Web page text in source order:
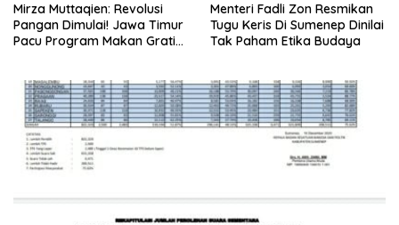
Mirza Muttaqien: Revolusi
Pangan Dimulai! Jawa Timur
Pacu Program Makan Gratis
Menteri Fadli Zon Resmikan
Tugu Keris Di Sumenep Dinilai
Tak Paham Etika Budaya